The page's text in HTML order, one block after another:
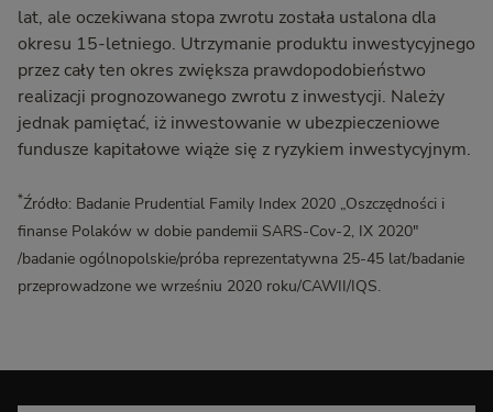
lat, ale oczekiwana stopa zwrotu została ustalona dla
okresu 15-letniego. Utrzymanie produktu inwestycyjnego
przez cały ten okres zwiększa prawdopodobieństwo
realizacji prognozowanego zwrotu z inwestycji. Należy
jednak pamiętać, iż inwestowanie w ubezpieczeniowe
fundusze kapitałowe wiąże się z ryzykiem inwestycyjnym.
*Źródło: Badanie Prudential Family Index 2020 „Oszczędności i
finanse Polaków w dobie pandemii SARS-Cov-2, IX 2020″
/badanie ogólnopolskie/próba reprezentatywna 25-45 lat/badanie
przeprowadzone we wrześniu 2020 roku/CAWII/IQS.
W każdej chwili możesz zmienić ustawienia – szczegółowe
informacje znajdziesz w Polityce cookies. To Ty decydujesz!